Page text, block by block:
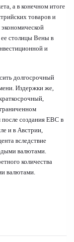
а в конечном итоге
товаров и
ее столицы Вены в
и
долгосрочный
Издержки же,
создания ЕВС в
и в Австрии,
вследствие
валютами.
количества
валютами.